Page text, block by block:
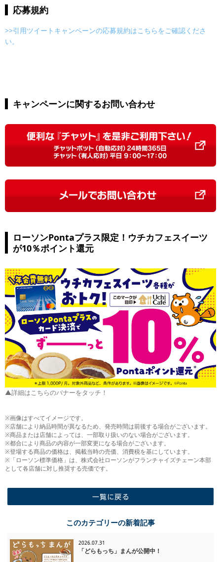
応募規約
>>引用ツイートキャンペーンの応募規約はこちらをご確認くださ
い。
キャンペーンに関するお問い合わせ
ローソンPontaプラス限定！ウチカフェスイーツ
が10％ポイント還元
▲詳細はこちらのバナーをタッチ！
※画像はすべてイメージです。
※店舗により納品時間が異なるため、発売時間は前後する場合がございます。
※商品または店舗によっては、一部取り扱いのない場合がございます。
※都合により商品の内容が一部変更になる場合がございます。
※登場する商品の価格は、掲載当時の売価、消費税を基にしています。
※「ローソン標準価格」は、株式会社ローソンがフランチャイズチェーン本部
として各店舗に対し推奨する売価です。
このカテゴリーの新着記事
2026.07.31
「どらもっち」まんが公開中！